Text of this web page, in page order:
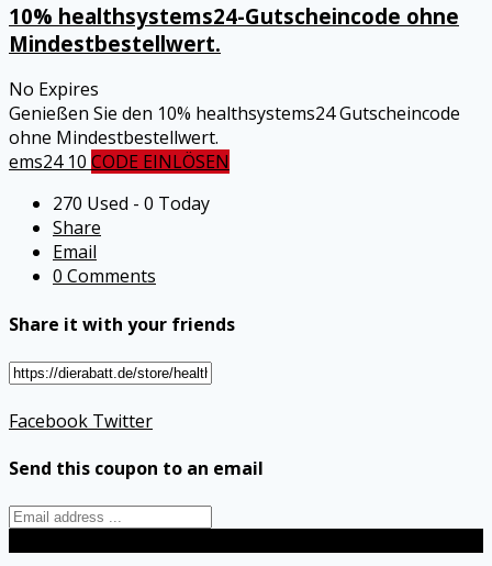
10% healthsystems24-Gutscheincode ohne
Mindestbestellwert.
No Expires
Genießen Sie den 10% healthsystems24 Gutscheincode
ohne Mindestbestellwert.
ems24 10 CODE EINLÖSEN
270 Used - 0 Today
Share
Email
0 Comments
Share it with your friends
Facebook Twitter
Send this coupon to an email